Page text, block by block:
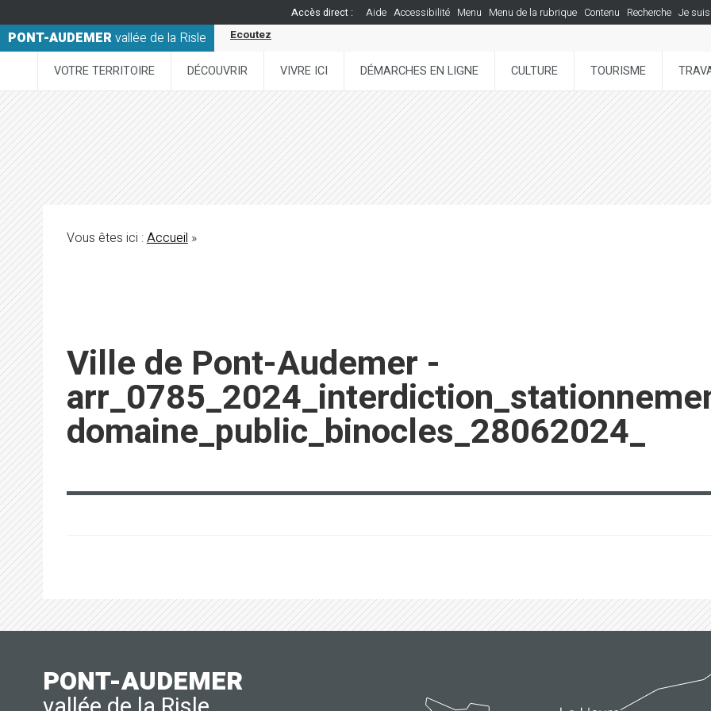
Accès direct : Aide Accessibilité Menu Menu de la rubrique Contenu Recherche Je suis
PONT-AUDEMERvallée de la Risle Ecoutez
VOTRE TERRITOIRE DÉCOUVRIR VIVRE ICI DÉMARCHES EN LIGNE CULTURE TOURISME
Vous êtes ici :Accueil»
Ville de Pont-Audemer -
domaine_public_binocles_28062024_
PONT-AUDEMER